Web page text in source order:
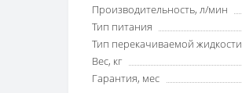
Производительность, л/мин
Тип питания
Тип перекачиваемой жидкости
Вес, кг
Гарантия, мес